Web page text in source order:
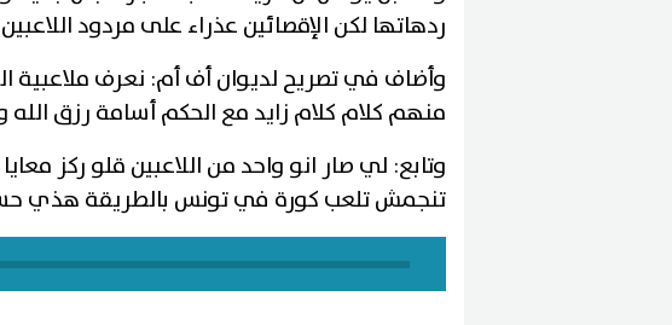
ردهاتها لكن الإقصائين عذراء على مردود اللاعبين
وأضاف في تصريح لديوان أف أم: نعرف
منهم كلام كلام زايد مع الحكم أسامة رزق
وتابع: لي صار انو واحد من اللاعبين قلو ركز
تنجمش تلعب كورة في تونس بالطريقة هذي